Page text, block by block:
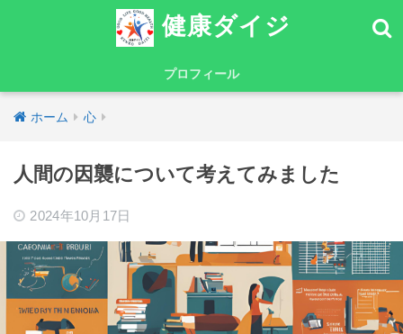
健康ダイジ
プロフィール
ホーム 心
人間の因襲について考えてみました
2024年10月17日